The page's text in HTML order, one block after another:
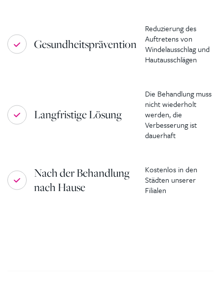
Gesundheitsprävention
Reduzierung des
Auftretens von
Windelausschlag und
Hautausschlägen
Langfristige Lösung
Die Behandlung muss
nicht wiederholt
werden, die
Verbesserung ist
dauerhaft
Nach der Behandlung
nach Hause
Kostenlos in den
Städten unserer
Filialen